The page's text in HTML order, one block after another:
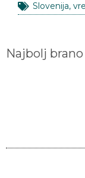
Slovenija,
Najbolj brano